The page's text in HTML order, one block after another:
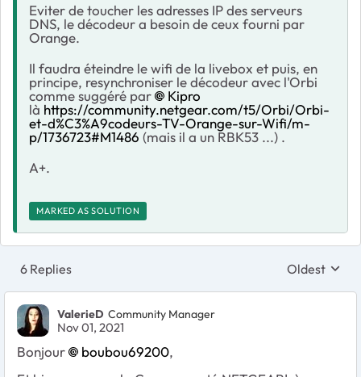
Eviter de toucher les adresses IP des serveurs
DNS, le décodeur a besoin de ceux fourni par
Orange.
Il faudra éteindre le wifi de la livebox et puis, en
principe, resynchroniser le décodeur avec l'Orbi
comme suggéré par
Kipro
là https://community.netgear.com/t5/Orbi/Orbi-
et-d%C3%A9codeurs-TV-Orange-sur-Wifi/m-
p/1736723#M1486 (mais il a un RBK53 ...) .
A+.
MARKED AS SOLUTION
6 Replies Replies
Oldest
ValerieD Community Manager
Nov 01, 2021
Bonjour boubou69200,